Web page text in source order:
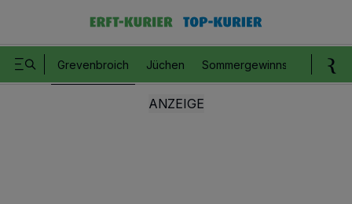
Grevenbroich Jüchen Sommergewinnspiel